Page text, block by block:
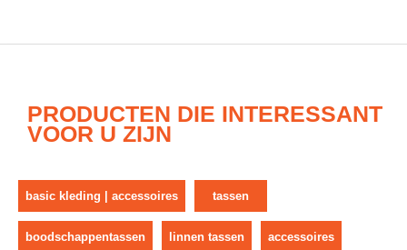
PRODUCTEN DIE INTERESSANT
VOOR U ZIJN
basic kleding | accessoires tassen
boodschappentassen linnen tassen accessoires